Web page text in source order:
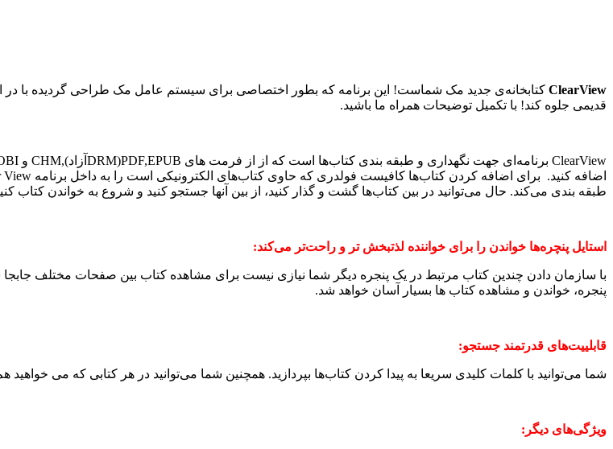
ClearView
قدیمی جلوه کند! با تکمیل توضیحات همراه ما باشید.
طبقه بندی می‌کند. حال می‌توانید در بین کتاب‌ها گشت و گذار کنید، از بین آنها جستجو کنید و شروع به خواندن کتاب
استایل پنچره‌ها خواندن را برای خواننده لذتبخش تر و راحت‌تر می‌کند:
با سازمان دادن چندین کتاب مرتبط در یک پنجره دیگر شما نیازی نیست برای مشاهده کتاب بین صفحات مختلف جابجا
پنجره، خواندن و مشاهده کتاب ها بسیار آسان خواهد شد.
قابلییت‌های قدرتمند جستجو:
شما می‌توانید با کلمات کلیدی سریعا به پیدا کردن کتاب‌ها بپردازید. همچنین شما می‌توانید در هر کتابی که می
ویژگی‌های دیگر: